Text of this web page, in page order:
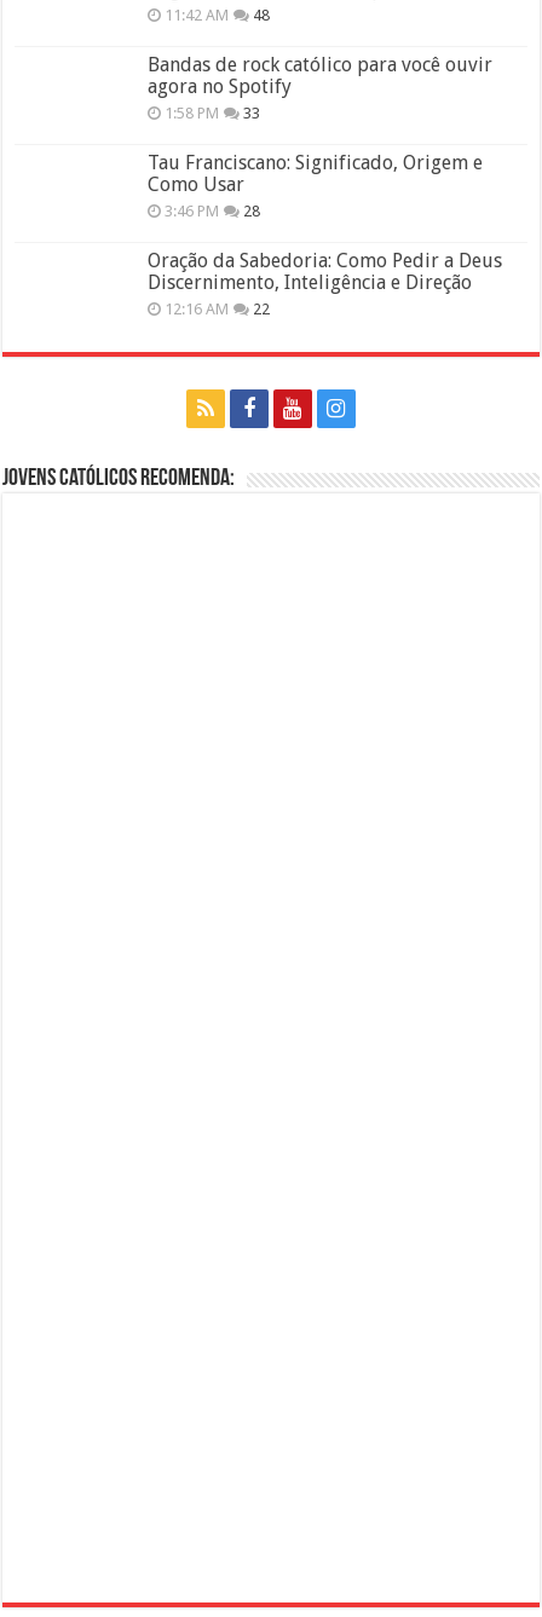
11:42 AM 48
Bandas de rock católico para você ouvir
agora no Spotify
1:58 PM 33
Tau Franciscano: Significado, Origem e
Como Usar
3:46 PM 28
Oração da Sabedoria: Como Pedir a Deus
Discernimento, Inteligência e Direção
12:16 AM 22
Jovens Católicos Recomenda: